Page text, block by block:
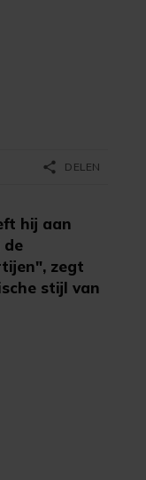
hij aan
de
zegt
stijl van
share DELEN